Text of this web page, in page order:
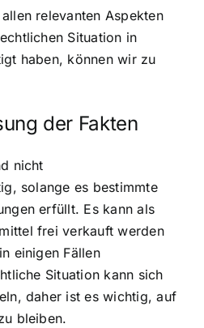
relevanten Aspekten
Situation in
haben, können wir zu
der Fakten
nicht
solange es bestimmte
erfüllt. Es kann als
frei verkauft werden
einigen Fällen
Situation kann sich
daher ist es wichtig, auf
bleiben.